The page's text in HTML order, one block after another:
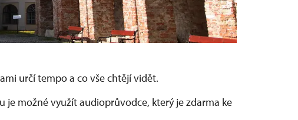
určí tempo a co vše chtějí vidět.
možné využít audioprůvodce, který je zdarma ke